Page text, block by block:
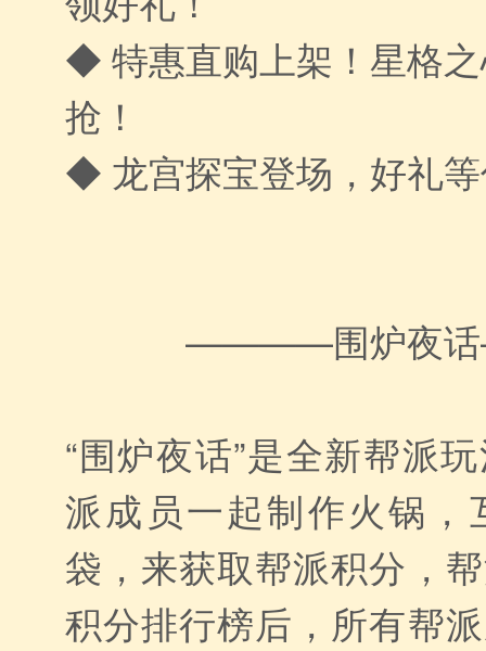
◆ 特惠直购上架！星格
抢！
◆ 龙宫探宝登场，好礼
————围炉夜
“围炉夜话”是全新帮派
派成员一起制作火锅，
袋，来获取帮派积分，
积分排行榜后，所有帮